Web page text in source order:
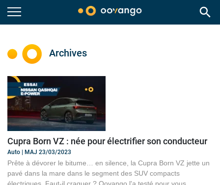
search
Archives
Cupra Born VZ : née pour électrifier son conducteur
Auto | MAJ 23/03/2023
Prête à dévorer le bitume… en silence, la Cupra Born VZ jette un
pavé dans la mare dans le segment des SUV compacts